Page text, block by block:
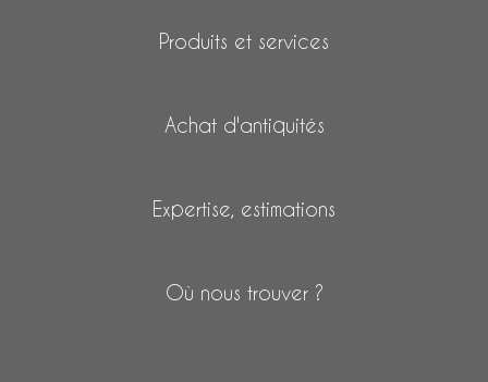
Produits et services
Achat d'antiquités
Expertise, estimations
Où nous trouver ?